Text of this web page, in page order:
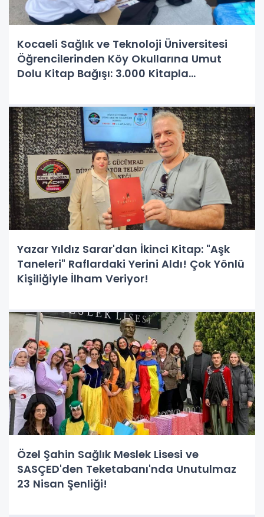
Kocaeli Sağlık ve Teknoloji Üniversitesi
Öğrencilerinden Köy Okullarına Umut
Dolu Kitap Bağışı: 3.000 Kitapla
Yazar Yıldız Sarar'dan İkinci Kitap: "Aşk
Taneleri" Raflardaki Yerini Aldı! Çok Yönlü
Kişiliğiyle İlham Veriyor!
Özel Şahin Sağlık Meslek Lisesi ve
SASÇED'den Teketabanı'nda Unutulmaz
23 Nisan Şenliği!